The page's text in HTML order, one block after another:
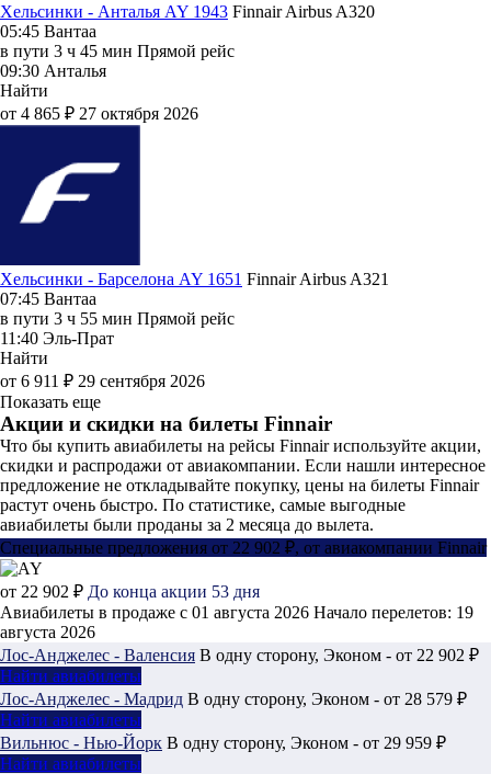
Хельсинки - Анталья AY 1943 FinnairAirbus A320
05:45 Вантаа
в пути 3 ч 45 мин Прямой рейс
09:30 Анталья
Найти
от 4 865 ₽ 27 октября 2026
Хельсинки - Барселона AY 1651 FinnairAirbus A321
07:45 Вантаа
в пути 3 ч 55 мин Прямой рейс
11:40 Эль-Прат
Найти
от 6 911 ₽ 29 сентября 2026
Показать еще
Акции и скидки на билеты Finnair
Что бы купить авиабилеты на рейсы Finnair используйте акции,
скидки и распродажи от авиакомпании. Если нашли интересное
предложение не откладывайте покупку, цены на билеты Finnair
растут очень быстро. По статистике, самые выгодные
авиабилеты были проданы за 2 месяца до вылета.
Специальные предложения от 22 902 ₽, от авиакомпании Finnair
от 22 902 ₽ До конца акции 53 дня
Авиабилеты в продаже с 01 августа 2026 Начало перелетов: 19
августа 2026
Лос-Анджелес - Валенсия В одну сторону, Эконом - от 22 902 ₽
Найти авиабилеты
Лос-Анджелес - Мадрид В одну сторону, Эконом - от 28 579 ₽
Найти авиабилеты
Вильнюс - Нью-Йорк В одну сторону, Эконом - от 29 959 ₽
Найти авиабилеты